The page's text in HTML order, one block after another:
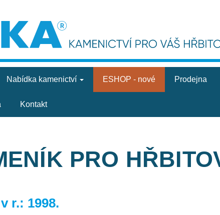
Nabídka kamenictví ESHOP - nové Prodejna
Kontakt
PRO
r.: 1998.